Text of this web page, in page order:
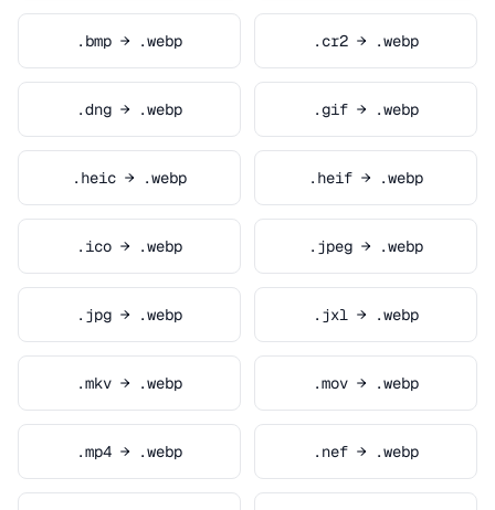
.bmp → .webp .cr2 → .webp
.dng → .webp .gif → .webp
.heic → .webp .heif → .webp
.ico → .webp .jpeg → .webp
.jpg → .webp .jxl → .webp
.mkv → .webp .mov → .webp
.mp4 → .webp .nef → .webp